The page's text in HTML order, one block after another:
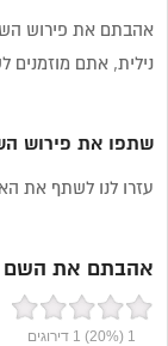
אהבתם את פירוש
נילית, אתם מוזמנים
שתפו את פירוש
עזרו לנו לשתף את
אהבתם את השם
1
(20%)
1 דירוגים